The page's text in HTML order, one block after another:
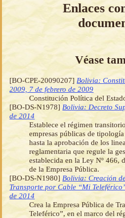
Enlaces
Véase
[BO-CPE-20090207] Bolivia:
2009, 7 de febrero de 2009
Constitución Política del
[BO-DS-N1978] Bolivia: Decreto
de 2014
Establece el régimen
empresas públicas de
hasta la aprobación de los
reglamentaria que regule la
establecida en la Ley Nº 466,
de la Empresa Pública.
[BO-DS-N1980] Bolivia: Creación
Transporte por Cable “Mi
de 2014
Crea la Empresa Pública de
Teleférico”, en el marco del